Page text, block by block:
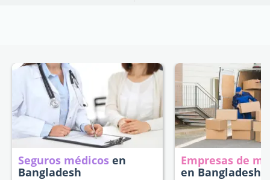
Seguros médicos en
Bangladesh
Empresas de
en Bangladesh